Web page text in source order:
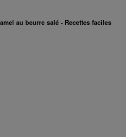
au beurre salé - Recettes faciles